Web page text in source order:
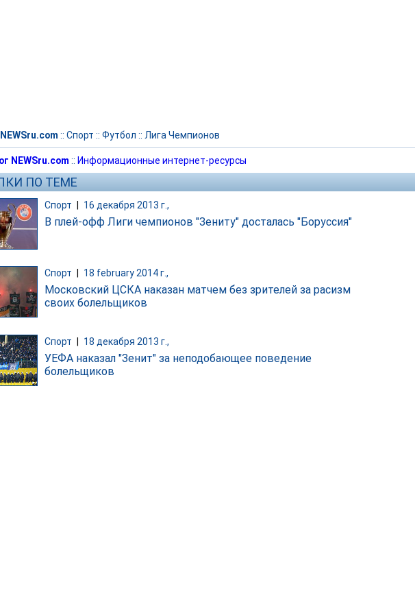
:: Спорт :: Футбол :: Лига Чемпионов
NEWSru.com :: Информационные интернет-ресурсы
ПО ТЕМЕ
Спорт 16 декабря 2013 г.,
В плей-офф Лиги чемпионов "Зениту" досталась "Боруссия"
Спорт 18 february 2014 г.,
Московский ЦСКА наказан матчем без зрителей за расизм
своих болельщиков
Спорт 18 декабря 2013 г.,
УЕФА наказал "Зенит" за неподобающее поведение
болельщиков